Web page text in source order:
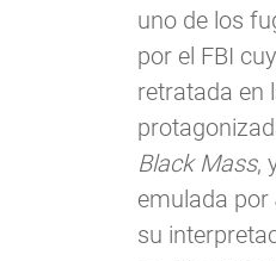
uno de los
por el FBI
retratada en
Black Mass,
emulada por
su